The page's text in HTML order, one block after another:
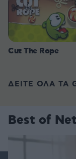
Cut The Rope
ΔΕΙΤΕ ΟΛΑ ΤΑ
Best of